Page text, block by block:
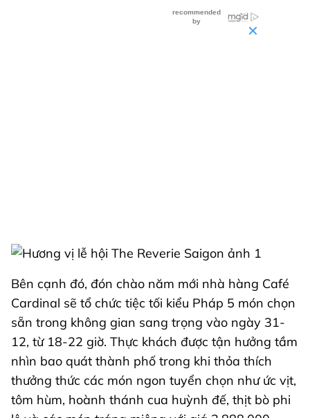
Bên cạnh đó, đón chào năm mới nhà hàng Café
Cardinal sẽ tổ chức tiệc tối kiểu Pháp 5 món chọn
sẵn trong không gian sang trọng vào ngày 31-
12, từ 18-22 giờ. Thực khách được tận hưởng tầm
nhìn bao quát thành phố trong khi thỏa thích
thưởng thức các món ngon tuyển chọn như ức vịt,
tôm hùm, hoành thánh cua huỳnh đế, thịt bò phi